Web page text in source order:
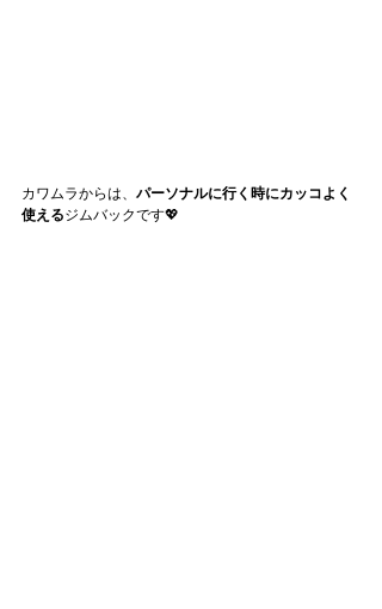
カワムラからは、 パーソナルに行く時にカッコよく
使えるジムバックです💖